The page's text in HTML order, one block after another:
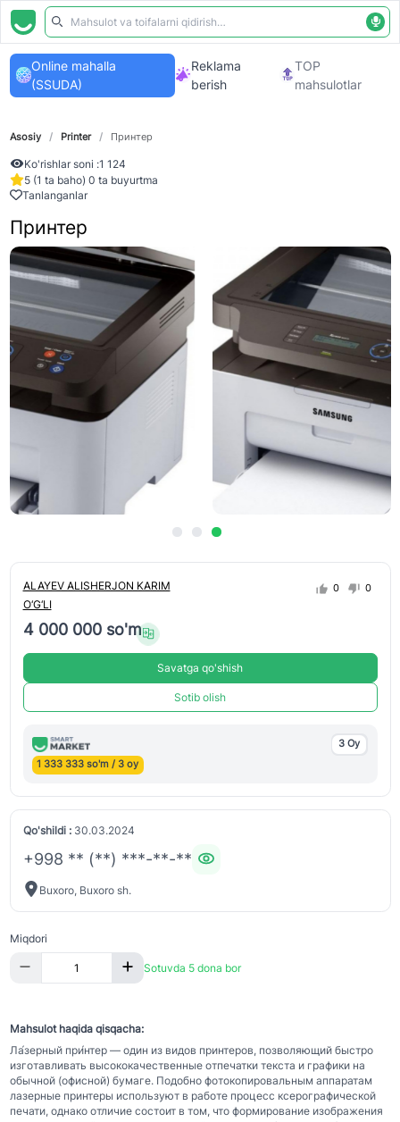
Online mahalla
(SSUDA)
Reklama
berish
TOP
mahsulotlar
Asosiy / Printer / Принтер
Ko'rishlar soni :1 124
5 (1 ta baho) 0 ta buyurtma
Tanlanganlar
Принтер
ALAYEV ALISHERJON KARIM
O‘G‘LI
0 0
4 000 000 so'm
Savatga qo'shish
Sotib olish
3 Oy
1 333 333 so'm / 3 oy
Qo'shildi :30.03.2024
+998 ** (**) ***-**-**
Buxoro, Buxoro sh.
Miqdori
Sotuvda 5 dona bor
Mahsulot haqida qisqacha:
Ла́зерный при́нтер — один из видов принтеров, позволяющий быстро
изготавливать высококачественные отпечатки текста и графики на
обычной (офисной) бумаге. Подобно фотокопировальным аппаратам
лазерные принтеры используют в работе процесс ксерографической
печати, однако отличие состоит в том, что формирование изображения